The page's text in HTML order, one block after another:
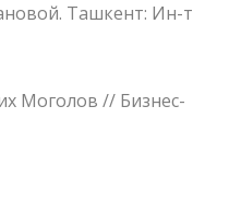
Ташкент: Ин-т
Моголов // Бизнес-